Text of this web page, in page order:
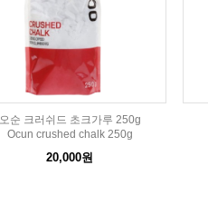
오순 크러쉬드 초크가루 250g
Ocun crushed chalk 250g
20,000원